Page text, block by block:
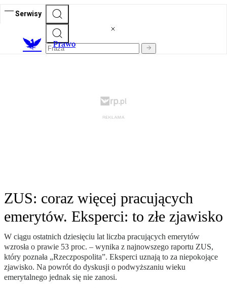
Serwisy
Prawo
ZUS: coraz więcej pracujących
emerytów. Eksperci: to złe zjawisko
W ciągu ostatnich dziesięciu lat liczba pracujących emerytów
wzrosła o prawie 53 proc. – wynika z najnowszego raportu ZUS,
który poznała „Rzeczpospolita”. Eksperci uznają to za niepokojące
zjawisko. Na powrót do dyskusji o podwyższaniu wieku
emerytalnego jednak się nie zanosi.